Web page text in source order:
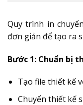
Quy trình in
đơn giản để tạo ra
Bước 1: Chuẩn bị
Tạo file thiết kế
Chuyển thiết kế